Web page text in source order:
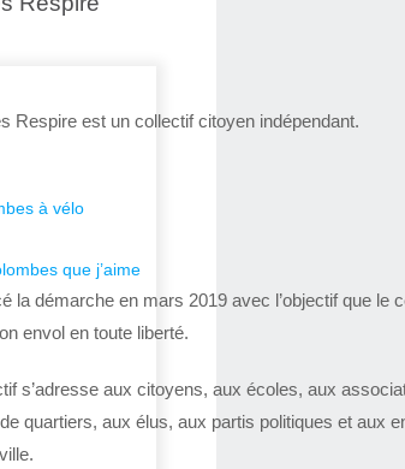
Respire est un collectif citoyen indépendant.
à vélo
que j’aime
la démarche en mars 2019 avec l’objectif que le
envol en toute liberté.
s’adresse aux citoyens, aux écoles, aux
quartiers, aux élus, aux partis politiques et aux